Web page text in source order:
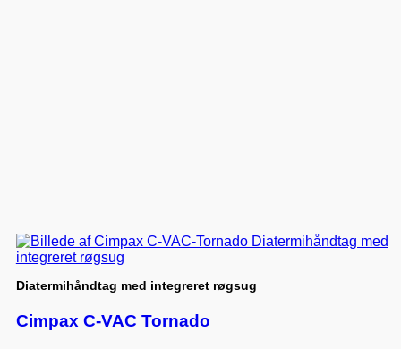
Diatermihåndtag med integreret røgsug
Cimpax C-VAC Tornado